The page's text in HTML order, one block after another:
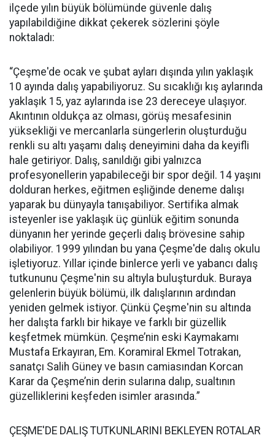
ilçede yılın büyük bölümünde güvenle dalış
yapılabildiğine dikkat çekerek sözlerini şöyle
noktaladı:
“Çeşme'de ocak ve şubat ayları dışında yılın yaklaşık
10 ayında dalış yapabiliyoruz. Su sıcaklığı kış aylarında
yaklaşık 15, yaz aylarında ise 23 dereceye ulaşıyor.
Akıntının oldukça az olması, görüş mesafesinin
yüksekliği ve mercanlarla süngerlerin oluşturduğu
renkli su altı yaşamı dalış deneyimini daha da keyifli
hale getiriyor. Dalış, sanıldığı gibi yalnızca
profesyonellerin yapabileceği bir spor değil. 14 yaşını
dolduran herkes, eğitmen eşliğinde deneme dalışı
yaparak bu dünyayla tanışabiliyor. Sertifika almak
isteyenler ise yaklaşık üç günlük eğitim sonunda
dünyanın her yerinde geçerli dalış brövesine sahip
olabiliyor. 1999 yılından bu yana Çeşme'de dalış okulu
işletiyoruz. Yıllar içinde binlerce yerli ve yabancı dalış
tutkununu Çeşme'nin su altıyla buluşturduk. Buraya
gelenlerin büyük bölümü, ilk dalışlarının ardından
yeniden gelmek istiyor. Çünkü Çeşme'nin su altında
her dalışta farklı bir hikaye ve farklı bir güzellik
keşfetmek mümkün. Çeşme’nin eski Kaymakamı
Mustafa Erkayıran, Em. Koramiral Ekmel Totrakan,
sanatçı Salih Güney ve basın camiasından Korcan
Karar da Çeşme’nin derin sularına dalıp, sualtının
güzelliklerini keşfeden isimler arasında.”
ÇEŞME'DE DALIŞ TUTKUNLARINI BEKLEYEN ROTALAR